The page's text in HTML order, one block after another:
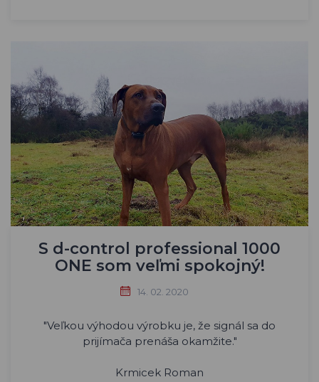
S d-control professional 1000
ONE som veľmi spokojný!
14. 02. 2020
"Veľkou výhodou výrobku je, že signál sa do
prijímača prenáša okamžite."
Krmicek Roman